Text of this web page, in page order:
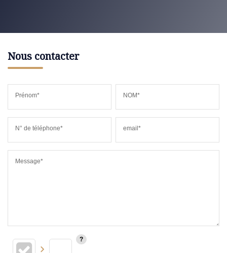
Nous contacter
Prénom* NOM*
N° de téléphone* email*
Message*